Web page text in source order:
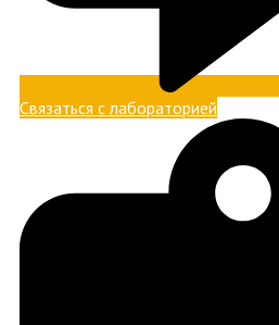
Связаться с лабораторией